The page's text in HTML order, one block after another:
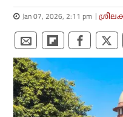
Jan 07, 2026, 2:11 pm